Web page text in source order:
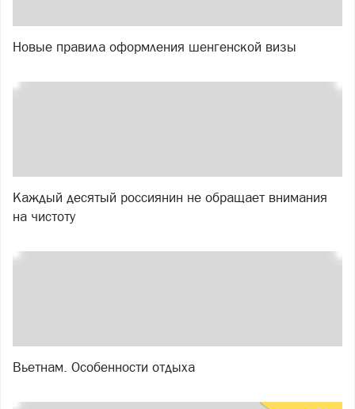
Новые правила оформления шенгенской визы
Каждый десятый россиянин не обращает внимания
на чистоту
Вьетнам. Особенности отдыха